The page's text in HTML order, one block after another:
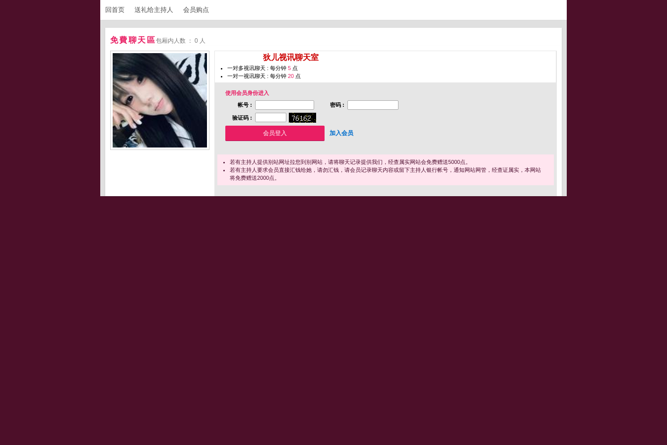
回首页 送礼给主持人 会员购点
免費聊天區包厢内人数 ： 0 人
狄儿视讯聊天室
一对多视讯聊天 : 每分钟 5 点
一对一视讯聊天 : 每分钟 20 点
使用会员身份进入
帐号 :
密码 :
验证码 :
加入会员
若有主持人提供别站网址拉您到别网站，请将聊天记录提供我们，经查属实网站会免费赠送5000点。
若有主持人要求会员直接汇钱给她，请勿汇钱，请会员记录聊天内容或留下主持人银行帐号，通知网站网管，经查证属实，本网站
将免费赠送2000点。